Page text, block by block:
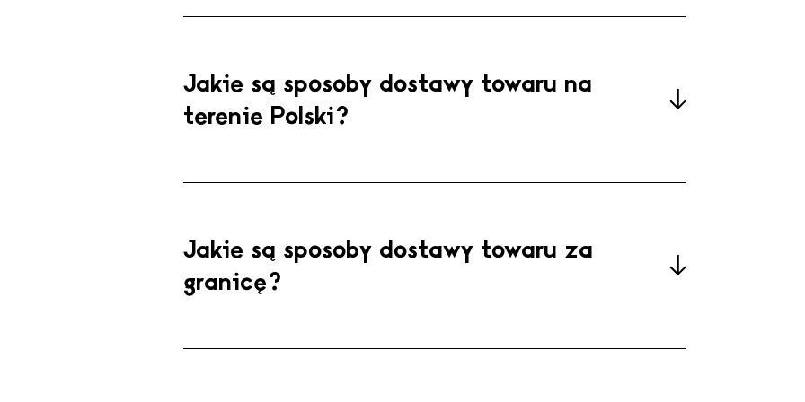
Jakie są sposoby dostawy towaru na
terenie Polski?
Jakie są sposoby dostawy towaru za
granicę?